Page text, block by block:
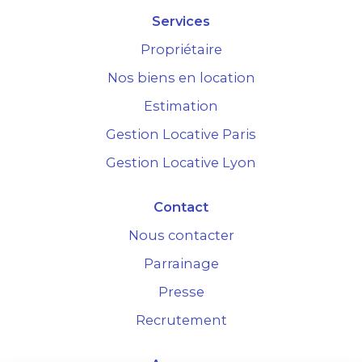
Services
Propriétaire
Nos biens en location
Estimation
Gestion Locative Paris
Gestion Locative Lyon
Contact
Nous contacter
Parrainage
Presse
Recrutement